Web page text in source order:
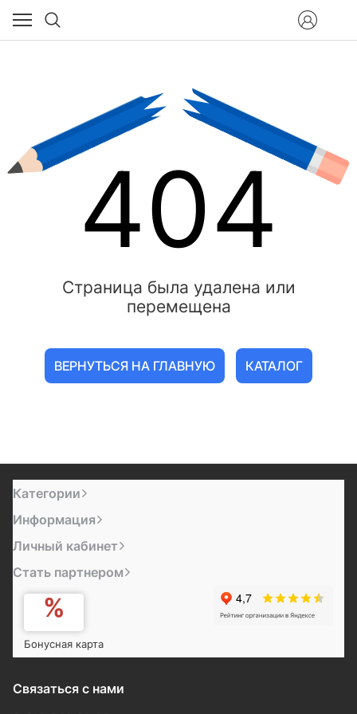
404
Страница была удалена или
перемещена
ВЕРНУТЬСЯ НА ГЛАВНУЮ КАТАЛОГ
Категории
Информация
Личный кабинет
Стать партнером
Бонусная карта
Связаться с нами